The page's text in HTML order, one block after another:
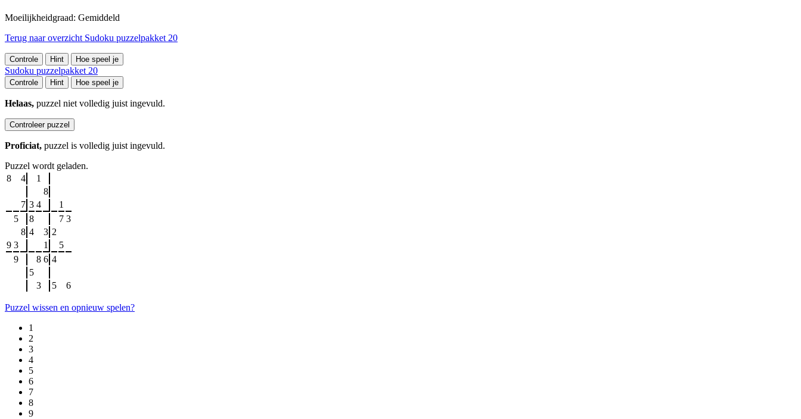
Moeilijkheidgraad: Gemiddeld
Terug naar overzicht Sudoku puzzelpakket 20
Controle Hint Hoe speel je
Sudoku puzzelpakket 20
Controle Hint Hoe speel je
Helaas, puzzel niet volledig juist ingevuld.
Controleer puzzel
Proficiat, puzzel is volledig juist ingevuld.
Puzzel wordt geladen.
8
4
1
8
7 3 4
1
5
8 7 3
8 4 3 2
9 3 1
5
9
8 6 4
5
3
5 6
Puzzel wissen en opnieuw spelen?
1
2
3
4
5
6
7
8
9